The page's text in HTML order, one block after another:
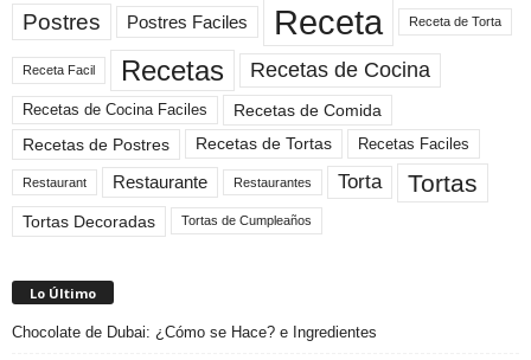
Postres Postres Faciles Receta Receta de Torta
Receta Facil Recetas Recetas de Cocina
Recetas de Cocina Faciles
Recetas de Comida
Recetas de Postres
Recetas de Tortas Recetas Faciles
Restaurant Restaurante Restaurantes Torta Tortas
Tortas Decoradas Tortas de Cumpleaños
Lo Último
Chocolate de Dubai: ¿Cómo se Hace? e Ingredientes